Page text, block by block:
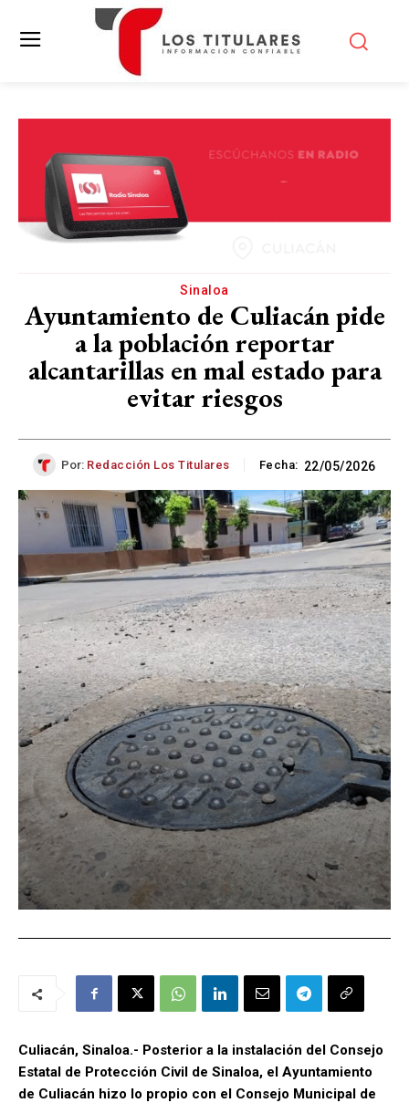
Sinaloa
Ayuntamiento de Culiacán pide
a la población reportar
alcantarillas en mal estado para
evitar riesgos
Por: Redacción Los Titulares Fecha: 22/05/2026
Culiacán, Sinaloa.- Posterior a la instalación del Consejo
Estatal de Protección Civil de Sinaloa, el Ayuntamiento
de Culiacán hizo lo propio con el Consejo Municipal de